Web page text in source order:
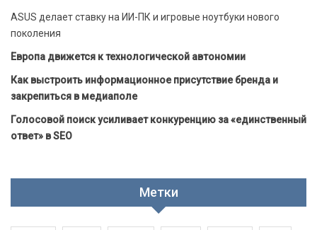
ASUS делает ставку на ИИ-ПК и игровые ноутбуки нового
поколения
Европа движется к технологической автономии
Как выстроить информационное присутствие бренда и
закрепиться в медиаполе
Голосовой поиск усиливает конкуренцию за «единственный
ответ» в SEO
Метки